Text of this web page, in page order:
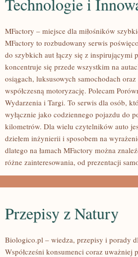
MFactory – miejsce dla miłośników
MFactory to rozbudowany serwis
do szybkich aut łączy się z inspirującymi
koncentruje się przede wszystkim na
osiągach, luksusowych samochodach
współczesną motoryzację. Polecam
Wydarzenia i Targi. To serwis dla osób,
wyłącznie jako codziennego pojazdu do
kilometrów. Dla wielu czytelników auto
dziełem inżynierii i sposobem na
dlatego na łamach MFactory można
różne zainteresowania, od prezentacji
Przepisy z Natury
Biologico.pl – wiedza, przepisy i porady
Współcześni konsumenci coraz uważniej